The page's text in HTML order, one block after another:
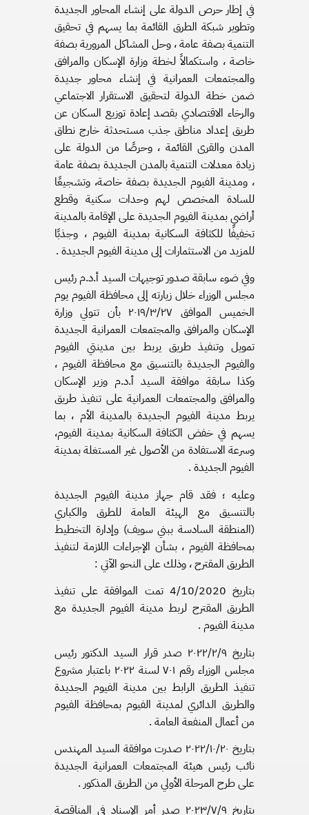
في إطار حرص الدولة على إنشاء المحاور الجديدة
وتطوير شبكة الطرق القائمة بما يسهم في تحقيق
التنمية بصفة عامة ، وحل المشاكل المرورية بصفة
خاصة ، واستكمالاً لخطة وزارة الإسكان والمرافق
والمجتمعات العمرانية في إنشاء محاور جديدة
ضمن خطة الدولة لتحقيق الاستقرار الاجتماعي
والرخاء الاقتصادي بقصد إعادة توزيع السكان عن
طريق إعداد مناطق جذب مستحدثة خارج نطاق
المدن والقرى القائمة ، وحرصًا من الدولة على
زيادة معدلات التنمية بالمدن الجديدة بصفة عامة
، ومدينة الفيوم الجديدة بصفة خاصة، وتشجيعًا
للسادة المخصص لهم وحدات سكنية وقطع
أراضي بمدينة الفيوم الجديدة على الإقامة بالمدينة
تخفيفًا للكثافة السكانية بمدينة الفيوم ، وجذبًا
للمزيد من الاستثمارات إلى مدينة الفيوم الجديدة .
وفي ضوء سابقة صدور توجيهات السيد أ.د.م رئيس
مجلس الوزراء خلال زيارته إلى محافظة الفيوم يوم
الخميس الموافق ۲۰۱۹/۳/۲۷ بأن تتولي وزارة
الإسكان والمرافق والمجتمعات العمرانية الجديدة
تمويل وتنفيذ طريق يربط بين مدينتي الفيوم
والفيوم الجديدة بالتنسيق مع محافظة الفيوم ،
وكذا سابقة موافقة السيد أ.د.م وزير الإسكان
والمرافق والمجتمعات العمرانية على تنفيذ طريق
يربط مدينة الفيوم الجديدة بالمدينة الأم ، بما
يسهم في خفض الكثافة السكانية بمدينة الفيوم،
وسرعة الاستفادة من الأصول غير المستغلة بمدينة
الفيوم الجديدة .
وعليه ؛ فقد قام جهاز مدينة الفيوم الجديدة
بالتنسيق مع الهيئة العامة للطرق والكباري
(المنطقة السادسة ببني سويف) وإدارة التخطيط
بمحافظة الفيوم ، بشأن الإجراءات اللازمة لتنفيذ
الطريق المقترح ، وذلك على النحو الآتي :
بتاريخ 4/10/2020 تمت الموافقة على تنفيذ
الطريق المقترح لربط مدينة الفيوم الجديدة مع
مدينة الفيوم .
بتاريخ ۲۰۲۲/۲/۹ صدر قرار السيد الدكتور رئيس
مجلس الوزراء رقم ۷۰۱ لسنة ۲۰۲۲ باعتبار مشروع
تنفيذ الطريق الرابط بين مدينة الفيوم الجديدة
والطريق الدائري لمدينة الفيوم بمحافظة الفيوم
من أعمال المنفعة العامة .
بتاريخ ۲۰۲۲/۱۰/۲٠ صدرت موافقة السيد المهندس
نائب رئيس هيئة المجتمعات العمرانية الجديدة
على طرح المرحلة الأولي من الطريق المذكور .
بتاريخ ۲۰۲۳/۷/۹ صدر أمر الإسناد في المناقصة